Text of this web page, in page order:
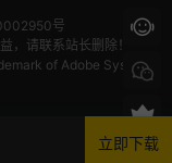
立即下载
号
，请联系站长删除！
of Adobe Systems
我的